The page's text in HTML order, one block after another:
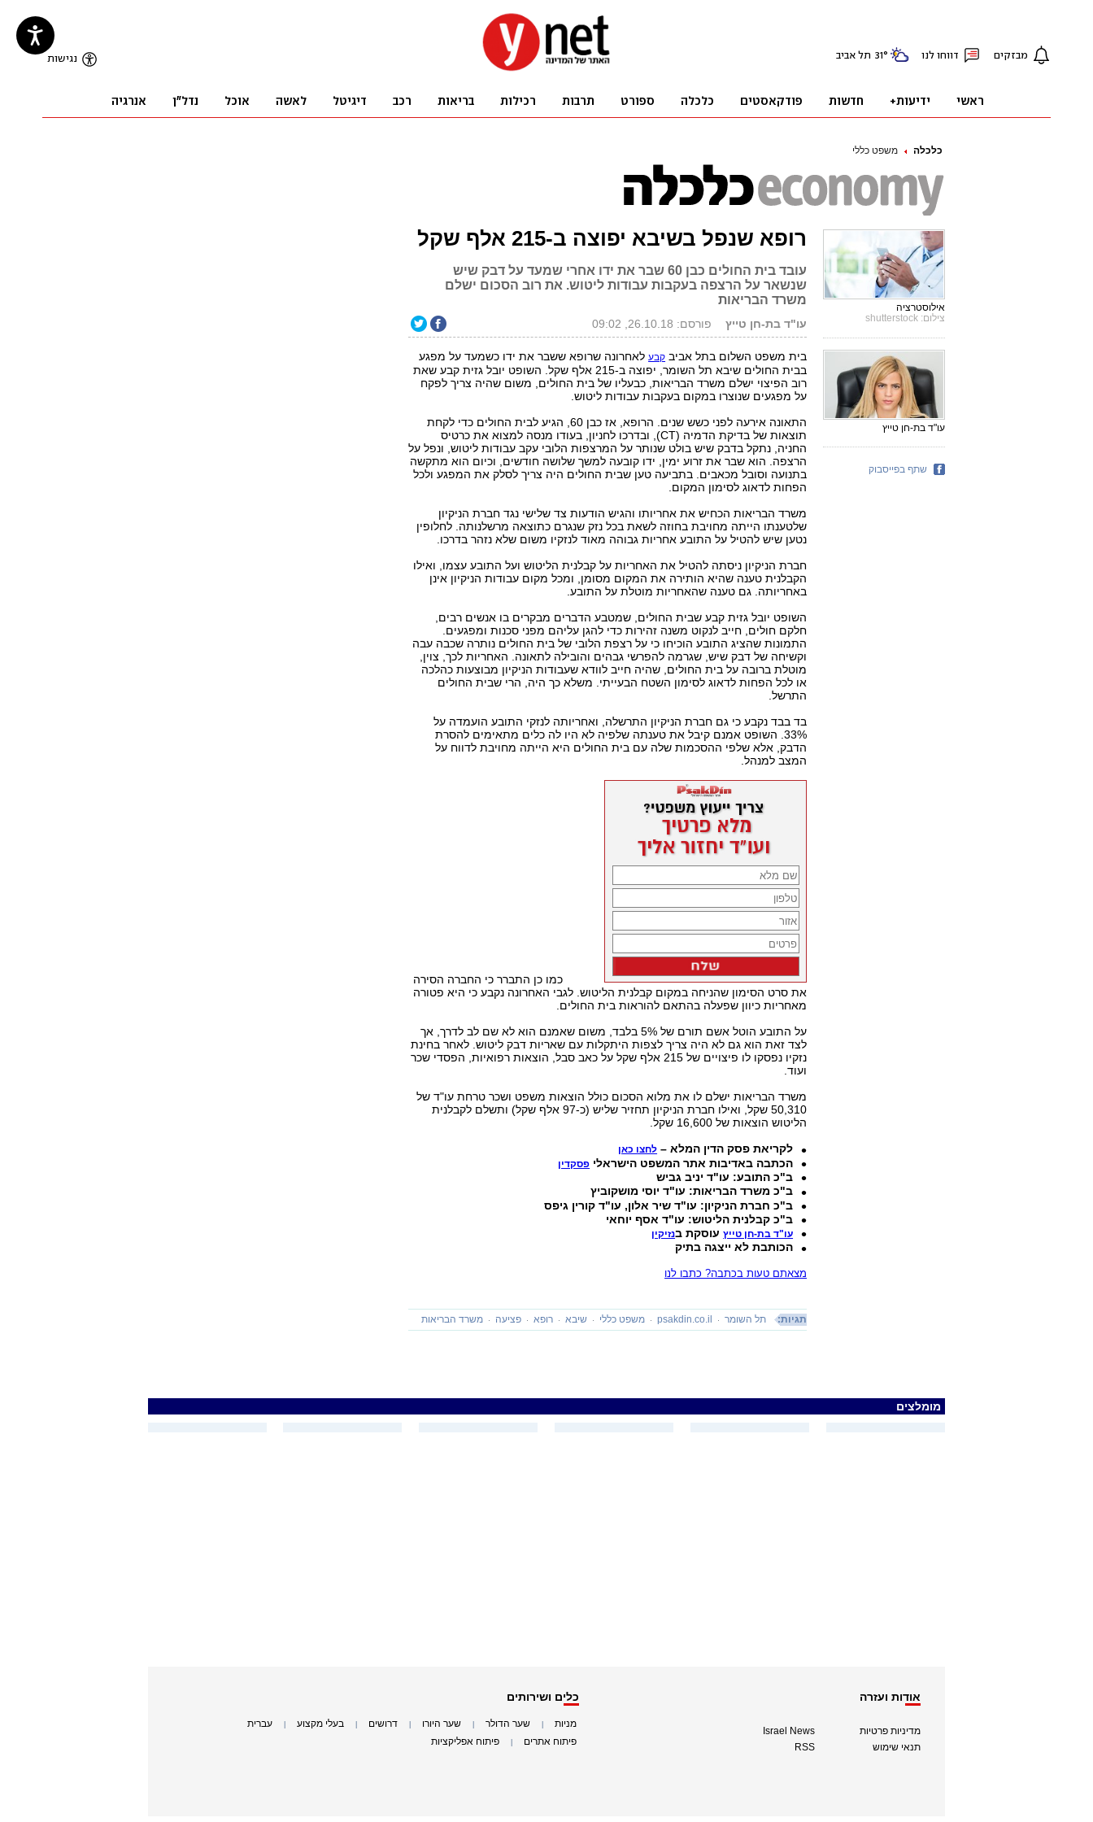
כלכלה משפט כללי
רופא שנפל בשיבא יפוצה ב-215 אלף שקל
עובד בית החולים כבן 60 שבר את ידו אחרי שמעד על דבק שיש
שנשאר על הרצפה בעקבות עבודות ליטוש. את רוב הסכום ישלם
משרד הבריאות
עו"ד בת-חן טייץ פורסם: 26.10.18, 09:02
בית משפט השלום בתל אביב קבעלאחרונה שרופא ששבר את ידו כשמעד על מפגע
בבית החולים שיבא תל השומר, יפוצה ב-215 אלף שקל. השופט יובל גזית קבע שאת
רוב הפיצוי ישלם משרד הבריאות, כבעליו של בית החולים, משום שהיה צריך לפקח
על מפגעים שנוצרו במקום בעקבות עבודות ליטוש.
התאונה אירעה לפני כשש שנים. הרופא, אז כבן 60, הגיע לבית החולים כדי לקחת
תוצאות של בדיקת הדמיה (CT), ובדרכו לחניון, בעודו מנסה למצוא את כרטיס
החניה, נתקל בדבק שיש בולט שנותר על המרצפות הלובי עקב עבודות ליטוש, ונפל על
הרצפה. הוא שבר את זרוע ימין, ידו קובעה למשך שלושה חודשים, וכיום הוא מתקשה
בתנועה וסובל מכאבים. בתביעה טען שבית החולים היה צריך לסלק את המפגע ולכל
הפחות לדאוג לסימון המקום.
משרד הבריאות הכחיש את אחריותו והגיש הודעות צד שלישי נגד חברת הניקיון
שלטענתו הייתה מחויבת בחוזה לשאת בכל נזק שנגרם כתוצאה מרשלנותה. לחלופין
נטען שיש להטיל על התובע אחריות גבוהה מאוד לנזקיו משום שלא נזהר בדרכו.
חברת הניקיון ניסתה להטיל את האחריות על קבלנית הליטוש ועל התובע עצמו, ואילו
הקבלנית טענה שהיא הותירה את המקום מסומן, ומכל מקום עבודות הניקיון אינן
באחריותה. גם טענה שהאחריות מוטלת על התובע.
השופט יובל גזית קבע שבית החולים, שמטבע הדברים מבקרים בו אנשים רבים,
חלקם חולים, חייב לנקוט משנה זהירות כדי להגן עליהם מפני סכנות ומפגעים.
התמונות שהציג התובע הוכיחו כי על רצפת הלובי של בית החולים נותרה שכבה עבה
וקשיחה של דבק שיש, שגרמה להפרשי גבהים והובילה לתאונה. האחריות לכך, צוין,
מוטלת ברובה על בית החולים, שהיה חייב לוודא שעבודות הניקיון מבוצעות כהלכה
או לכל הפחות לדאוג לסימון השטח הבעייתי. משלא כך היה, הרי שבית החולים
התרשל.
בד בבד נקבע כי גם חברת הניקיון התרשלה, ואחריותה לנזקי התובע הועמדה על
33%. השופט אמנם קיבל את טענתה שלפיה לא היו לה כלים מתאימים להסרת
הדבק, אלא שלפי ההסכמות שלה עם בית החולים היא הייתה מחויבת לדווח על
המצב למנהל.
כמו כן התברר כי החברה הסירה
את סרט הסימון שהניחה במקום קבלנית הליטוש. לגבי האחרונה נקבע כי היא פטורה
מאחריות כיוון שפעלה בהתאם להוראות בית החולים.
על התובע הוטל אשם תורם של 5% בלבד, משום שאמנם הוא לא שם לב לדרך, אך
לצד זאת הוא גם לא היה צריך לצפות היתקלות עם שאריות דבק ליטוש. לאחר בחינת
נזקיו נפסקו לו פיצויים של 215 אלף שקל על כאב סבל, הוצאות רפואיות, הפסדי שכר
ועוד.
משרד הבריאות ישלם לו את מלוא הסכום כולל הוצאות משפט ושכר טרחת עו"ד של
50,310 שקל, ואילו חברת הניקיון תחזיר שליש (כ-97 אלף שקל) ותשלם לקבלנית
הליטוש הוצאות של 16,600 שקל.
לקריאת פסק הדין המלא – לחצו כאן
הכתבה באדיבות אתר המשפט הישראלי פסקדין
ב"כ התובע: עו"ד יניב גביש
ב"כ משרד הבריאות: עו"ד יוסי מושקוביץ
ב"כ חברת הניקיון: עו"ד שיר אלון, עו"ד קורין גיפס
ב"כ קבלנית הליטוש: עו"ד אסף יוחאי
עו"ד בת-חן טייץעוסקת בנזיקין
הכותבת לא ייצגה בתיק
מצאתם טעות בכתבה? כתבו לנו
תגיות: תל השומר psakdin.co.il משפט כללי שיבא רופא פציעה משרד הבריאות
אילוסטרציה
צילום: shutterstock
עו"ד בת-חן טייץ
שתף בפייסבוק
מומלצים
אודות ועזרה
מדיניות פרטיות
תנאי שימוש
Israel News
RSS
כלים ושירותים
מניות שער הדולר שער היורו דרושים בעלי מקצוע עברית
פיתוח אתרים פיתוח אפליקציות